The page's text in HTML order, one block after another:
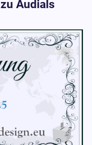
Audials